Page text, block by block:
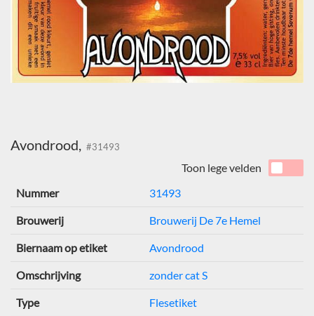
Avondrood, #31493
Toon lege velden
Nummer
31493
Brouwerij Brouwerij De 7e Hemel
Biernaam op etiket Avondrood
Omschrijving zonder cat S
Type Flesetiket